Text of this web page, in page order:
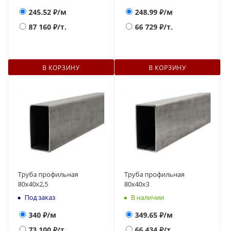
245.52 ₽/м
87 160 ₽/т.
В КОРЗИНУ
248.99 ₽/м
66 729 ₽/т.
В КОРЗИНУ
Труба профильная
80х40х2,5
Под заказ
340 ₽/м
Труба профильная
80х40х3
В наличии
349.65 ₽/м